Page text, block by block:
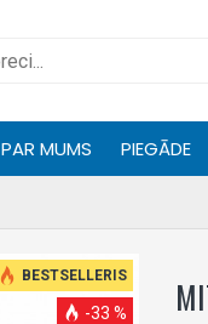
PAR MUMS PIEGĀDE
BESTSELLERIS
-33 %